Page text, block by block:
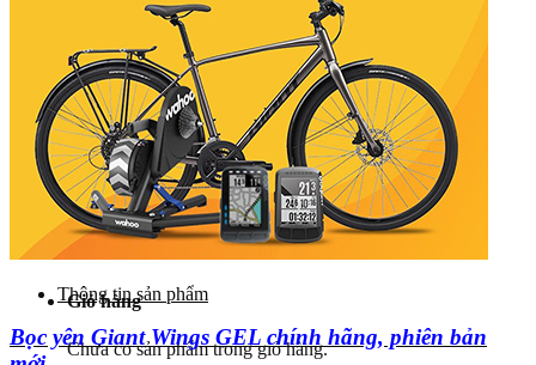
Yên
Cọc yên
Ổ bi
Phụ tùng khác
Khuyến mãi
Dịch vụ
Bảo dưỡng
Góc kỹ thuật
Tin tức
Liên hệ
Giỏ hàng
Chưa có sản phẩm trong giỏ hàng.
Thông tin sản phẩm
Bọc yên Giant Wings GEL chính hãng, phiên bản